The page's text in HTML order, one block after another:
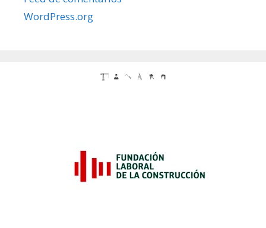
WordPress.org